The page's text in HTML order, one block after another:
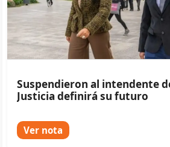
Suspendieron al intendente
Justicia definirá su futuro
Ver nota